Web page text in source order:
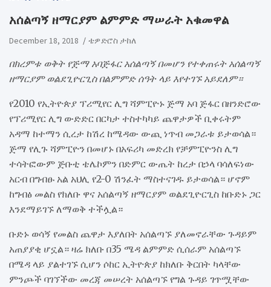
አሰልጣኝ ዘማርያም ልምምድ ማሠራት አቁመዋል
December 18, 2018 ቴዎድሮስ ታከለ
በክረምቱ ወቅት የጅማ አባጅፋር አሰልጣኝ በመሆን የተቀጠሩት አሰልጣኝ
ዘማርያም ወልደጊዮርጊስ በልምምድ ሰዓት ላይ እየተገኙ አይደለም።
የ2010 የኢትዮጵያ ፕሪሚየር ሊግ ሻምፒዮኑ ጅማ አባ ጅፋር በዘንድሮው
የፕሪሚየር ሊግ ውድድር በርካታ ተስተካካይ ጨዋታዎች ቢቀሩትም
አዳማ ከተማን ሲረታ ከሽረ ከሜዳው ውጪ ነጥብ መጋራቱ ይታወሳል።
ጅማ የሊጉ ሻምፒዮን በመሆኑ በአፍሪካ መድረክ የቻምፒዮንስ ሊግ
ተሳትፎውም ጅቡቲ ቴሌኮምን በድምር ውጤት ከረታ በኃላ ባሳለፍነው
አርብ በግብፁ አል አህሊ የ2-0 ሽንፈት ማስተናገዱ ይታወሳል። ሆኖም
ከግብፅ መልስ የክለቡ ዋና አሰልጣኝ ዘማርያም ወልደጊዮርጊስ ከቡድኑ ጋር
እንደማይገኙ ለማወቅ ተችሏል።
ቡድኑ ወሳኝ የመልስ ጨዋታ እያለበት አሰልጣኙ ያለመኖራቸው ጉዳይም
አጠያያቂ ሆኗል። ዛሬ ክለቡ በ35 ሜዳ ልምምድ ሲሰራም አሰልጣኙ
በሜዳ ላይ ያልተገኙ ሲሆን ሶከር ኢትዮጵያ ከክለቡ ቅርበት ካላቸው
ምንጮች ባገኘችው መረጃ መሠረት አሰልጣኙ የግል ጉዳይ ገጥሟቸው